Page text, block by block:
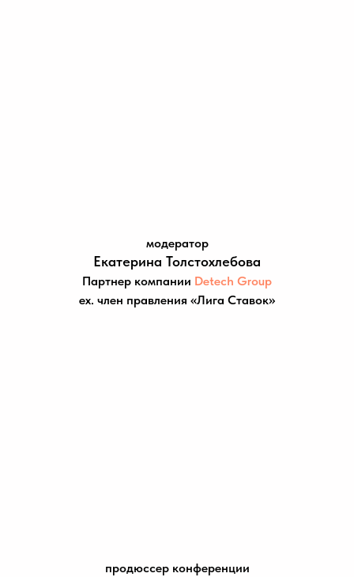
модератор
Екатерина Толстохлебова
Партнер компании Detech Group
ex. член правления «Лига Ставок»
продюссер конференции